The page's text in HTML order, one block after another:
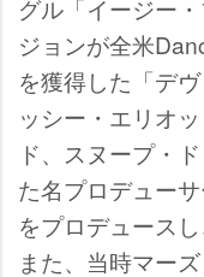
グル「イージー
ジョンが全米
を獲得した「デ
ッシー・エリオ
ド、スヌープ・
た名プロデュー
をプロデュース
また、当時マー